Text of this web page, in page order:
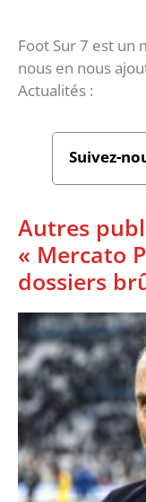
Foot Sur 7 est un
nous en nous
Actualités :
Suivez-
Autres
« Mercato
dossiers